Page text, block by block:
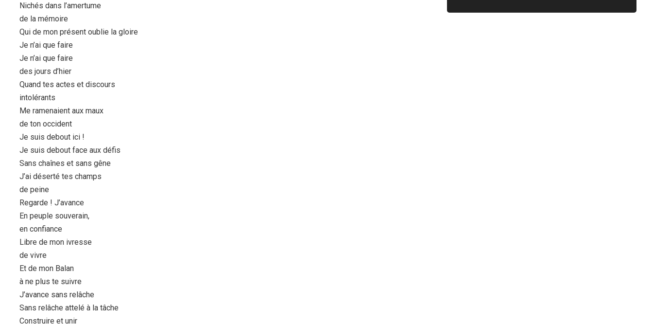
Nichés dans l’amertume
de la mémoire
Qui de mon présent oublie la gloire
Je n’ai que faire
Je n’ai que faire
des jours d’hier
Quand tes actes et discours
intolérants
Me ramenaient aux maux
de ton occident
Je suis debout ici !
Je suis debout face aux défis
Sans chaînes et sans gêne
J’ai déserté tes champs
de peine
Regarde ! J’avance
En peuple souverain,
en confiance
Libre de mon ivresse
de vivre
Et de mon Balan
à ne plus te suivre
J’avance sans relâche
Sans relâche attelé à la tâche
Construire et unir